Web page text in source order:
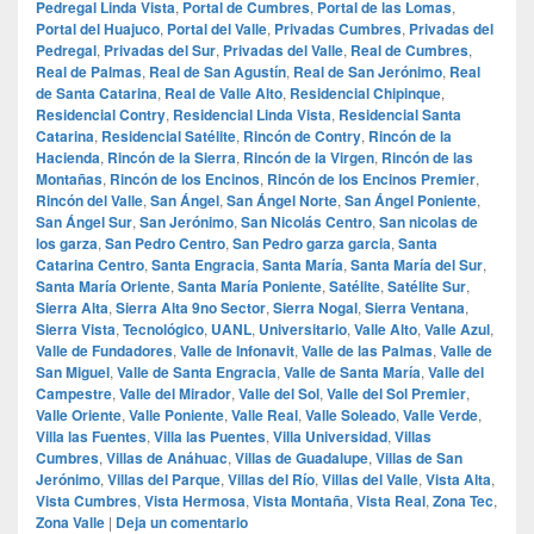
Pedregal Linda Vista, Portal de Cumbres, Portal de las Lomas,
Portal del Huajuco, Portal del Valle, Privadas Cumbres, Privadas del
Pedregal, Privadas del Sur, Privadas del Valle, Real de Cumbres,
Real de Palmas, Real de San Agustín, Real de San Jerónimo, Real
de Santa Catarina, Real de Valle Alto, Residencial Chipinque,
Residencial Contry, Residencial Linda Vista, Residencial Santa
Catarina, Residencial Satélite, Rincón de Contry, Rincón de la
Hacienda, Rincón de la Sierra, Rincón de la Virgen, Rincón de las
Montañas, Rincón de los Encinos, Rincón de los Encinos Premier,
Rincón del Valle, San Ángel, San Ángel Norte, San Ángel Poniente,
San Ángel Sur, San Jerónimo, San Nicolás Centro, San nicolas de
los garza, San Pedro Centro, San Pedro garza garcia, Santa
Catarina Centro, Santa Engracia, Santa María, Santa María del Sur,
Santa María Oriente, Santa María Poniente, Satélite, Satélite Sur,
Sierra Alta, Sierra Alta 9no Sector, Sierra Nogal, Sierra Ventana,
Sierra Vista, Tecnológico, UANL, Universitario, Valle Alto, Valle Azul,
Valle de Fundadores, Valle de Infonavit, Valle de las Palmas, Valle de
San Miguel, Valle de Santa Engracia, Valle de Santa María, Valle del
Campestre, Valle del Mirador, Valle del Sol, Valle del Sol Premier,
Valle Oriente, Valle Poniente, Valle Real, Valle Soleado, Valle Verde,
Villa las Fuentes, Villa las Puentes, Villa Universidad, Villas
Cumbres, Villas de Anáhuac, Villas de Guadalupe, Villas de San
Jerónimo, Villas del Parque, Villas del Río, Villas del Valle, Vista Alta,
Vista Cumbres, Vista Hermosa, Vista Montaña, Vista Real, Zona Tec,
Zona Valle | Deja un comentario